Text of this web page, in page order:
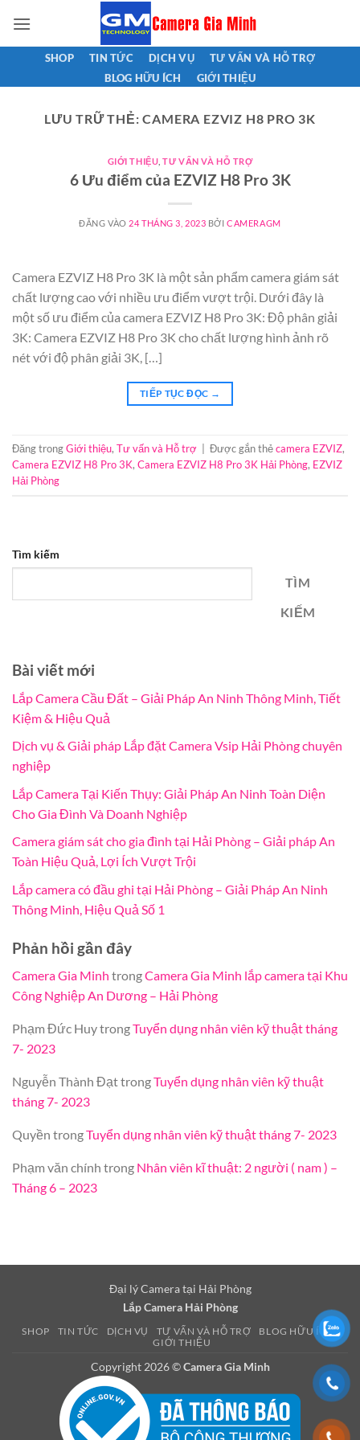
qua
nội
SHOP TIN TỨC DỊCH VỤ
TƯ VẤN VÀ HỖ TRỢ
BLOG HỮU ÍCH
GIỚI THIỆU
LƯU TRỮ THẺ:CAMERA EZVIZ H8 PRO 3K
GIỚI THIỆU ,TƯ VẤN VÀ HỖ TRỢ
6 Ưu điểm của EZVIZ H8 Pro 3K
ĐĂNG VÀO 24 THÁNG 3, 2023 BỞICAMERAGM
Camera EZVIZ H8 Pro 3K là một sản phẩm camera giám sát
chất lượng cao với nhiều ưu điểm vượt trội. Dưới đây là
một số ưu điểm của camera EZVIZ H8 Pro 3K: Độ phân giải
3K: Camera EZVIZ H8 Pro 3K cho chất lượng hình ảnh rõ
nét với độ phân giải 3K, […]
TIẾP TỤC ĐỌC →
Đăng trongGiới thiệu, Tư vấn và Hỗ trợ Được gắn thẻcamera EZVIZ,
Camera EZVIZ H8 Pro 3K, Camera EZVIZ H8 Pro 3K Hải Phòng, EZVIZ
Hải Phòng
Tìm kiếm
TÌM
KIẾM
Bài viết mới
Lắp Camera Cầu Đất – Giải Pháp An Ninh Thông Minh, Tiết
Kiệm & Hiệu Quả
Dịch vụ & Giải pháp Lắp đặt Camera Vsip Hải Phòng chuyên
nghiệp
Lắp Camera Tại Kiến Thụy: Giải Pháp An Ninh Toàn Diện
Cho Gia Đình Và Doanh Nghiệp
Camera giám sát cho gia đình tại Hải Phòng – Giải pháp An
Toàn Hiệu Quả, Lợi Ích Vượt Trội
Lắp camera có đầu ghi tại Hải Phòng – Giải Pháp An Ninh
Thông Minh, Hiệu Quả Số 1
Phản hồi gần đây
Camera Gia Minh trongCamera Gia Minh lắp camera tại Khu
Công Nghiệp An Dương – Hải Phòng
Phạm Đức HuytrongTuyển dụng nhân viên kỹ thuật tháng
7- 2023
Nguyễn Thành ĐạttrongTuyển dụng nhân viên kỹ thuật
tháng 7- 2023
Quyền trongTuyển dụng nhân viên kỹ thuật tháng 7- 2023
Phạm văn chính trong Nhân viên kĩ thuật: 2 người ( nam ) –
Tháng 6 – 2023
Đại lý Camera tại Hải Phòng
Lắp Camera Hải Phòng
SHOP TIN TỨC DỊCH VỤ TƯ VẤN VÀ HỖ TRỢ
BLOG HỮU ÍCH
GIỚI THIỆU
Copyright 2026 ©Camera Gia Minh